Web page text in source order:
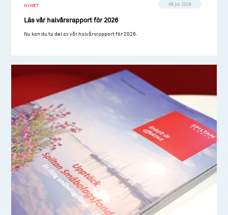
NYHET 08 jul 2026
Läs vår halvårsrapport för 2026
Nu kan du ta del av vår halvårsrapport för 2026.